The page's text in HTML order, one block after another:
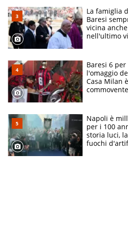
La famiglia
Baresi
vicina anche
nell'ultimo
circondati
dall'affetto
Baresi 6
l'omaggio
Casa Milan è
bigliettini
Napoli è
per i 100
storia luci,
fuochi